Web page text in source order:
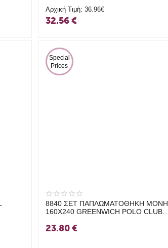
Αρχική Τιμή: 36.96€
32.56€
Special
Prices
8840 ΣΕΤ ΠΑΠΛΩΜΑΤΟΘΗΚΗ ΜΟΝΗ
160Χ240 GREENWICH POLO CLUB
23.80€